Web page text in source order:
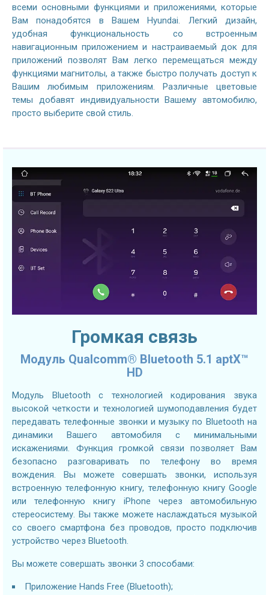
всеми основными функциями и приложениями, которые
Вам понадобятся в Вашем Hyundai. Легкий дизайн,
удобная функциональность со встроенным
навигационным приложением и настраиваемый док для
приложений позволят Вам легко перемещаться между
функциями магнитолы, а также быстро получать доступ к
Вашим любимым приложениям. Различные цветовые
темы добавят индивидуальности Вашему автомобилю,
просто выберите свой стиль.
Громкая связь
Модуль Qualcomm® Bluetooth 5.1 aptX™
HD
Модуль Bluetooth с технологией кодирования звука
высокой четкости и технологией шумоподавления будет
передавать телефонные звонки и музыку по Bluetooth на
динамики Вашего автомобиля с минимальными
искажениями. Функция громкой связи позволяет Вам
безопасно разговаривать по телефону во время
вождения. Вы можете совершать звонки, используя
встроенную телефонную книгу, телефонную книгу Google
или телефонную книгу iPhone через автомобильную
стереосистему. Вы также можете наслаждаться музыкой
со своего смартфона без проводов, просто подключив
устройство через Bluetooth.
Вы можете совершать звонки 3 способами:
Приложение Hands Free (Bluetooth);